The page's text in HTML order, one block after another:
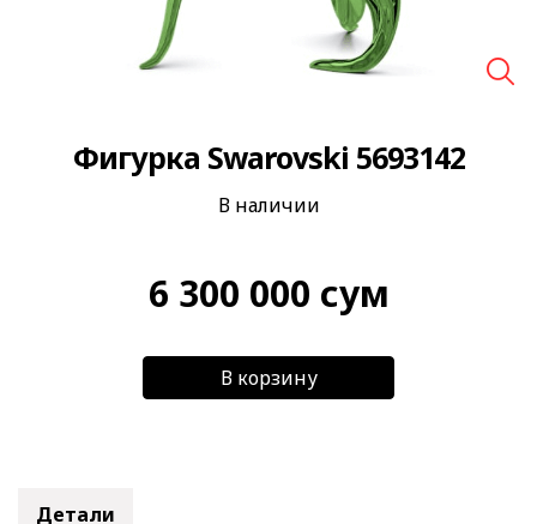
Фигурка Swarovski 5693142
В наличии
6 300 000 сум
В корзину
Детали